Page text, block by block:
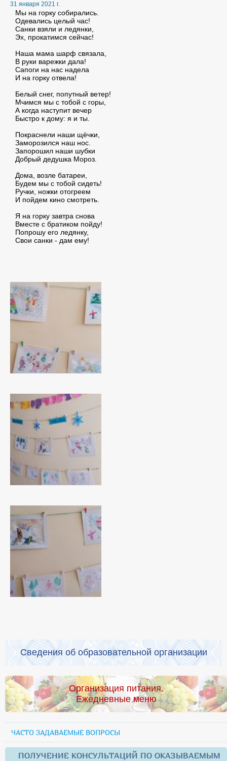
31 января 2021 г.
Мы на горку собирались.
Одевались целый час!
Санки взяли и ледянки,
Эх, прокатимся сейчас!
Наша мама шарф связала,
В руки варежки дала!
Сапоги на нас надела
И на горку отвела!
Белый снег, попутный ветер!
Мчимся мы с тобой с горы,
А когда наступит вечер
Быстро к дому: я и ты.
Покраснели наши щёчки,
Заморозился наш нос.
Запорошил наши шубки
Добрый дедушка Мороз.
Дома, возле батареи,
Будем мы с тобой сидеть!
Ручки, ножки отогреем
И пойдем кино смотреть.
Я на горку завтра снова
Вместе с братиком пойду!
Попрошу его ледянку,
Свои санки - дам ему!
Сведения об образовательной организации
Организация питания.
Ежедневные меню
ЧАСТО ЗАДАВАЕМЫЕ ВОПРОСЫ
ПОЛУЧЕНИЕ КОНСУЛЬТАЦИЙ ПО ОКАЗЫВАЕМЫМ